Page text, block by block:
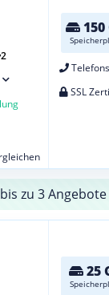
150
SSL
zu 3
25